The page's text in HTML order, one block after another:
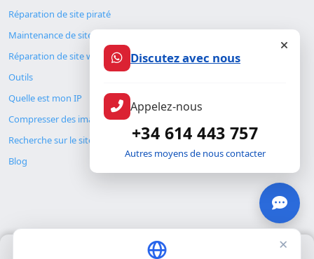
Réparation de site piraté
Maintenance de site web
Réparation de site web
Outils
Quelle est mon IP
Compresser des images
Recherche sur le site
Blog
© Copyright 2026. ALMC SECURITY S.L.U.
Nous utilisons uniquement nos propres cookies pour le
Discutez avec nous
Appelez-nous
+34 614 443 757
Autres moyens de nous contacter
×